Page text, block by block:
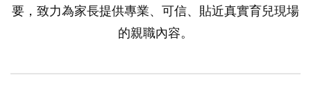
要，致力為家長提供專業、可信、貼近真實育兒現場
的親職內容。